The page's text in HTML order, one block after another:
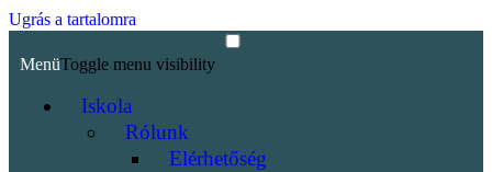
Ugrás a tartalomra
MenüToggle menu visibility
Iskola
Rólunk
Elérhetőség